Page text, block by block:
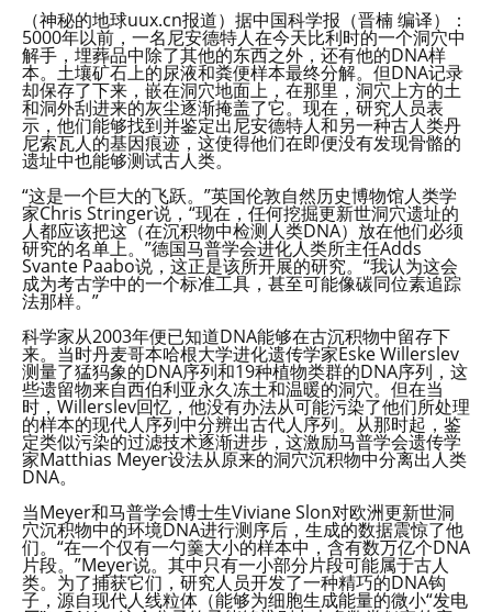
（神秘的地球uux.cn报道）据中国科学报（晋楠 编译）：
5000年以前，一名尼安德特人在今天比利时的一个洞穴中
解手，埋葬品中除了其他的东西之外，还有他的DNA样
本。土壤矿石上的尿液和粪便样本最终分解。但DNA记录
却保存了下来，嵌在洞穴地面上，在那里，洞穴上方的土
和洞外刮进来的灰尘逐渐掩盖了它。现在，研究人员表
示，他们能够找到并鉴定出尼安德特人和另一种古人类丹
尼索瓦人的基因痕迹，这使得他们在即便没有发现骨骼的
遗址中也能够测试古人类。
“这是一个巨大的飞跃。”英国伦敦自然历史博物馆人类学
家Chris Stringer说，“现在，任何挖掘更新世洞穴遗址的
人都应该把这（在沉积物中检测人类DNA）放在他们必须
研究的名单上。”德国马普学会进化人类所主任Adds
Svante Paabo说，这正是该所开展的研究。“我认为这会
成为考古学中的一个标准工具，甚至可能像碳同位素追踪
法那样。”
科学家从2003年便已知道DNA能够在古沉积物中留存下
来。当时丹麦哥本哈根大学进化遗传学家Eske Willerslev
测量了猛犸象的DNA序列和19种植物类群的DNA序列，这
些遗留物来自西伯利亚永久冻土和温暖的洞穴。但在当
时，Willerslev回忆，他没有办法从可能污染了他们所处理
的样本的现代人序列中分辨出古代人序列。从那时起，鉴
定类似污染的过滤技术逐渐进步，这激励马普学会遗传学
家Matthias Meyer设法从原来的洞穴沉积物中分离出人类
DNA。
当Meyer和马普学会博士生Viviane Slon对欧洲更新世洞
穴沉积物中的环境DNA进行测序后，生成的数据震惊了他
们。“在一个仅有一勺羹大小的样本中，含有数万亿个DNA
片段。”Meyer说。其中只有一小部分片段可能属于古人
类。为了捕获它们，研究人员开发了一种精巧的DNA钩
子，源自现代人线粒体（能够为细胞生成能量的微小“发电